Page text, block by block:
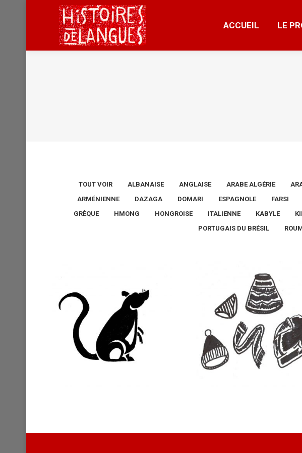
ACCUEIL LE
TOUT VOIR ALBANAISE ANGLAISE ARABE ALGÉRIE
ARMÉNIENNE
DAZAGA DOMARI ESPAGNOLE FARSI
GRÈQUE
HMONG HONGROISE ITALIENNE KABYLE
PORTUGAIS DU BRÉSIL
ACCUEIL LE